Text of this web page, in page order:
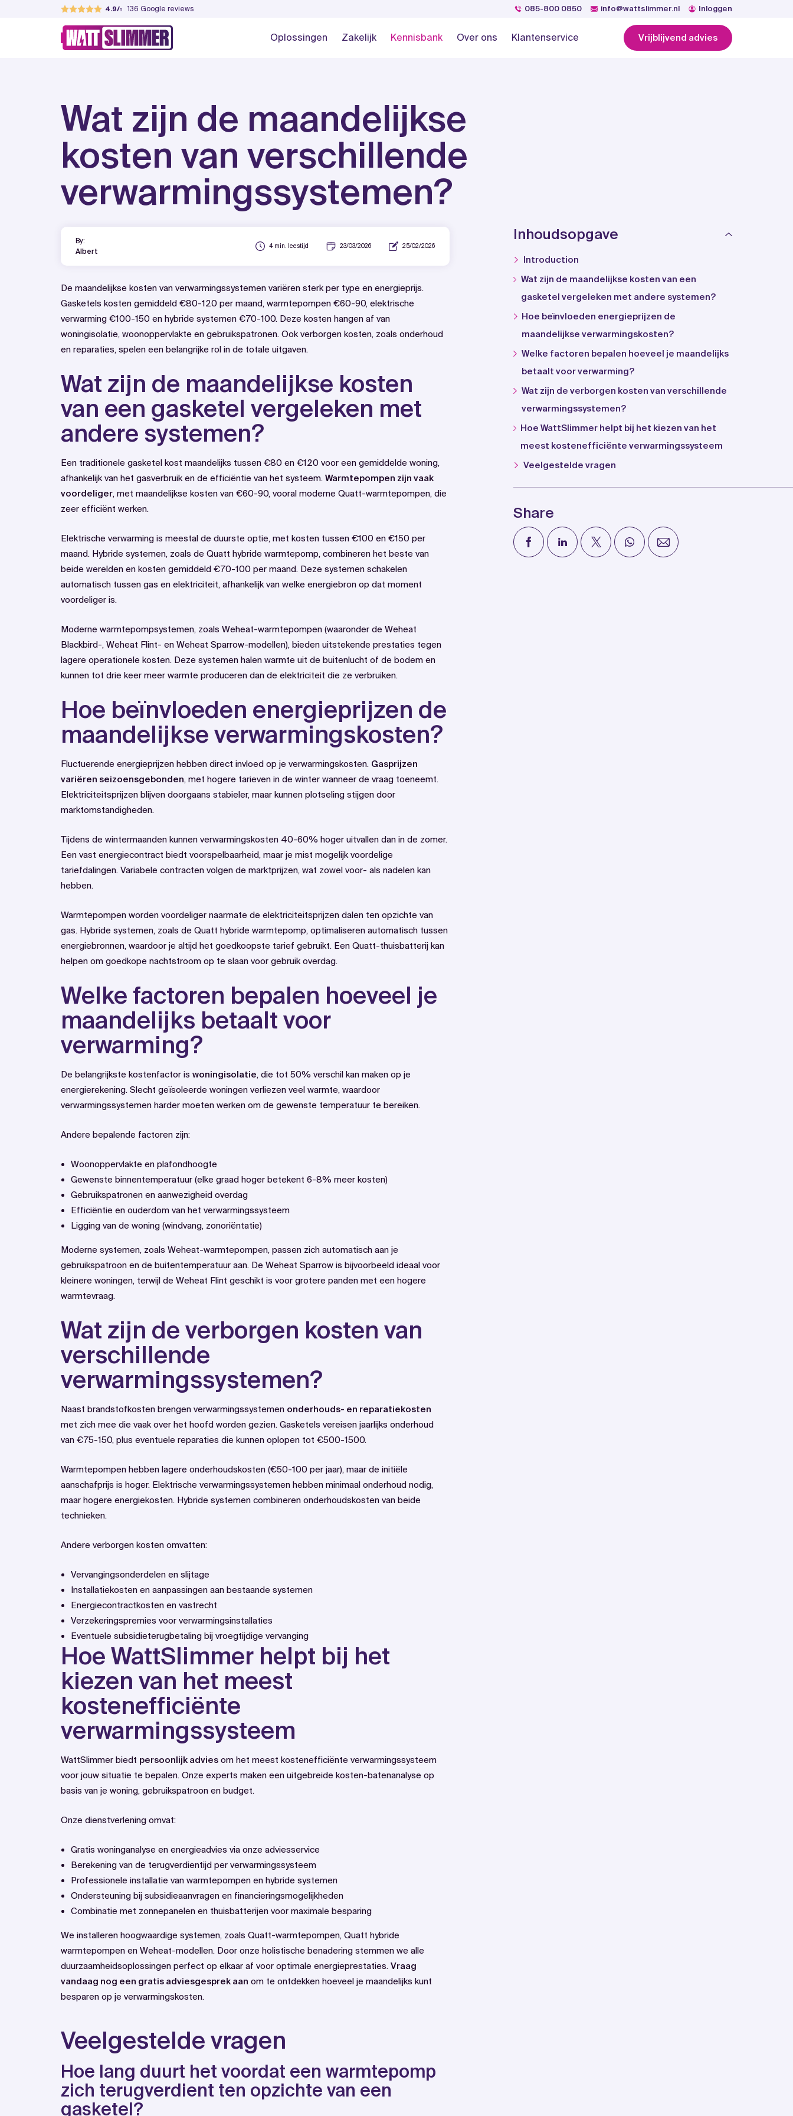
4.9 136 Google reviews 085-800 0850 info@wattslimmer.nl Inloggen
WattSlimmer
Jouw partner in verduurzamen Oplossingen Zakelijk Kennisbank Over ons Klantenservice Vrijblijvend advies
Wat zijn de maandelijkse
kosten van verschillende
verwarmingssystemen?
By:
Albert
4 min. leestijd 23/03/2026 25/02/2026
De maandelijkse kosten van verwarmingssystemen variëren sterk per type en energieprijs.
Gasketels kosten gemiddeld €80-120 per maand, warmtepompen €60-90, elektrische
verwarming €100-150 en hybride systemen €70-100. Deze kosten hangen af van
woningisolatie, woonoppervlakte en gebruikspatronen. Ook verborgen kosten, zoals onderhoud
en reparaties, spelen een belangrijke rol in de totale uitgaven.
Wat zijn de maandelijkse kosten
van een gasketel vergeleken met
andere systemen?
Een traditionele gasketel kost maandelijks tussen €80 en €120 voor een gemiddelde woning,
afhankelijk van het gasverbruik en de efficiëntie van het systeem. Warmtepompen zijn vaak
voordeliger, met maandelijkse kosten van €60-90, vooral moderne Quatt-warmtepompen, die
zeer efficiënt werken.
Elektrische verwarming is meestal de duurste optie, met kosten tussen €100 en €150 per
maand. Hybride systemen, zoals de Quatt hybride warmtepomp, combineren het beste van
beide werelden en kosten gemiddeld €70-100 per maand. Deze systemen schakelen
automatisch tussen gas en elektriciteit, afhankelijk van welke energiebron op dat moment
voordeliger is.
Moderne warmtepompsystemen, zoals Weheat-warmtepompen (waaronder de Weheat
Blackbird-, Weheat Flint- en Weheat Sparrow-modellen), bieden uitstekende prestaties tegen
lagere operationele kosten. Deze systemen halen warmte uit de buitenlucht of de bodem en
kunnen tot drie keer meer warmte produceren dan de elektriciteit die ze verbruiken.
Hoe beïnvloeden energieprijzen de
maandelijkse verwarmingskosten?
Fluctuerende energieprijzen hebben direct invloed op je verwarmingskosten. Gasprijzen
variëren seizoensgebonden, met hogere tarieven in de winter wanneer de vraag toeneemt.
Elektriciteitsprijzen blijven doorgaans stabieler, maar kunnen plotseling stijgen door
marktomstandigheden.
Tijdens de wintermaanden kunnen verwarmingskosten 40-60% hoger uitvallen dan in de zomer.
Een vast energiecontract biedt voorspelbaarheid, maar je mist mogelijk voordelige
tariefdalingen. Variabele contracten volgen de marktprijzen, wat zowel voor- als nadelen kan
hebben.
Warmtepompen worden voordeliger naarmate de elektriciteitsprijzen dalen ten opzichte van
gas. Hybride systemen, zoals de Quatt hybride warmtepomp, optimaliseren automatisch tussen
energiebronnen, waardoor je altijd het goedkoopste tarief gebruikt. Een Quatt-thuisbatterij kan
helpen om goedkope nachtstroom op te slaan voor gebruik overdag.
Welke factoren bepalen hoeveel je
maandelijks betaalt voor
verwarming?
De belangrijkste kostenfactor is woningisolatie, die tot 50% verschil kan maken op je
energierekening. Slecht geïsoleerde woningen verliezen veel warmte, waardoor
verwarmingssystemen harder moeten werken om de gewenste temperatuur te bereiken.
Andere bepalende factoren zijn:
Woonoppervlakte en plafondhoogte
Gewenste binnentemperatuur (elke graad hoger betekent 6-8% meer kosten)
Gebruikspatronen en aanwezigheid overdag
Efficiëntie en ouderdom van het verwarmingssysteem
Ligging van de woning (windvang, zonoriëntatie)
Moderne systemen, zoals Weheat-warmtepompen, passen zich automatisch aan je
gebruikspatroon en de buitentemperatuur aan. De Weheat Sparrow is bijvoorbeeld ideaal voor
kleinere woningen, terwijl de Weheat Flint geschikt is voor grotere panden met een hogere
warmtevraag.
Wat zijn de verborgen kosten van
verschillende
verwarmingssystemen?
Naast brandstofkosten brengen verwarmingssystemen onderhouds- en reparatiekosten
met zich mee die vaak over het hoofd worden gezien. Gasketels vereisen jaarlijks onderhoud
van €75-150, plus eventuele reparaties die kunnen oplopen tot €500-1500.
Warmtepompen hebben lagere onderhoudskosten (€50-100 per jaar), maar de initiële
aanschafprijs is hoger. Elektrische verwarmingssystemen hebben minimaal onderhoud nodig,
maar hogere energiekosten. Hybride systemen combineren onderhoudskosten van beide
technieken.
Andere verborgen kosten omvatten:
Vervangingsonderdelen en slijtage
Installatiekosten en aanpassingen aan bestaande systemen
Energiecontractkosten en vastrecht
Verzekeringspremies voor verwarmingsinstallaties
Eventuele subsidieterugbetaling bij vroegtijdige vervanging
Hoe WattSlimmer helpt bij het
kiezen van het meest
kostenefficiënte
verwarmingssysteem
WattSlimmer biedt persoonlijk advies om het meest kostenefficiënte verwarmingssysteem
voor jouw situatie te bepalen. Onze experts maken een uitgebreide kosten-batenanalyse op
basis van je woning, gebruikspatroon en budget.
Onze dienstverlening omvat:
Gratis woninganalyse en energieadvies via onze adviesservice
Berekening van de terugverdientijd per verwarmingssysteem
Professionele installatie van warmtepompen en hybride systemen
Ondersteuning bij subsidieaanvragen en financieringsmogelijkheden
Combinatie met zonnepanelen en thuisbatterijen voor maximale besparing
We installeren hoogwaardige systemen, zoals Quatt-warmtepompen, Quatt hybride
warmtepompen en Weheat-modellen. Door onze holistische benadering stemmen we alle
duurzaamheidsoplossingen perfect op elkaar af voor optimale energieprestaties. Vraag
vandaag nog een gratis adviesgesprek aan om te ontdekken hoeveel je maandelijks kunt
besparen op je verwarmingskosten.
Veelgestelde vragen
Hoe lang duurt het voordat een warmtepomp
zich terugverdient ten opzichte van een
gasketel?
Inhoudsopgave
Introduction
Wat zijn de maandelijkse kosten van een
gasketel vergeleken met andere systemen?
Hoe beïnvloeden energieprijzen de
maandelijkse verwarmingskosten?
Welke factoren bepalen hoeveel je maandelijks
betaalt voor verwarming?
Wat zijn de verborgen kosten van verschillende
verwarmingssystemen?
Hoe WattSlimmer helpt bij het kiezen van het
meest kostenefficiënte verwarmingssysteem
Veelgestelde vragen
Share